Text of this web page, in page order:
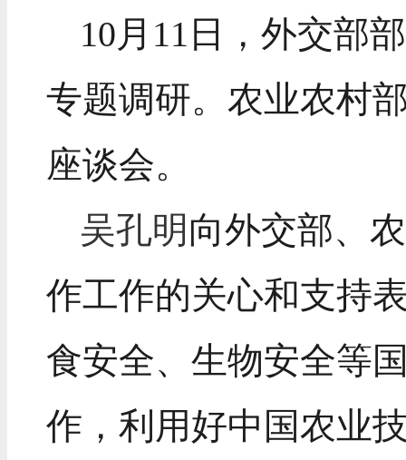
10月11日，外交部
专题调研。农业农村
座谈会。
吴孔明向外交部、
作工作的关心和支持
食安全、生物安全等
作，利用好中国农业